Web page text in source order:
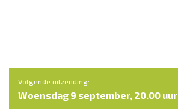
Volgende uitzending:
Woensdag 9 september, 20.00 uur